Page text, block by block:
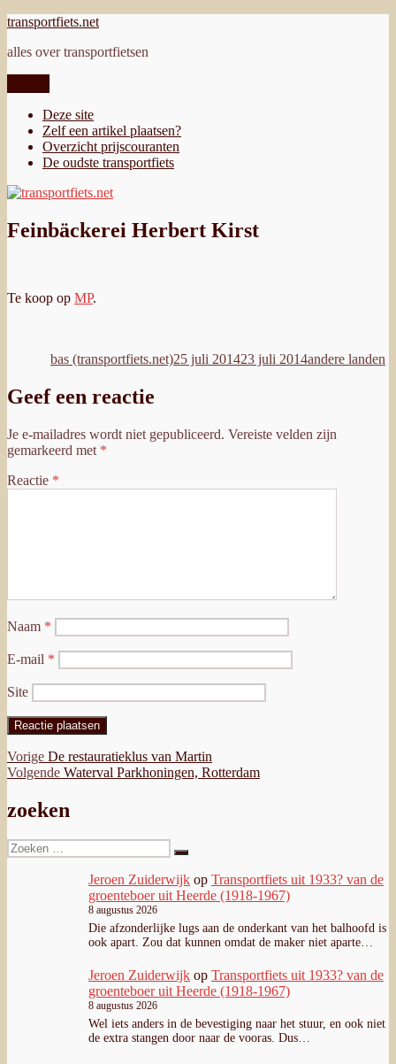
Ga
de
transportfiets.net
alles over transportfietsen
Deze site
Zelf een artikel plaatsen?
Overzicht prijscouranten
De oudste transportfiets
Feinbäckerei Herbert Kirst
Te koop op MP.
bas (transportfiets.net)25 juli 201423 juli 2014andere landen
Geef een reactie
Je e-mailadres wordt niet gepubliceerd. Vereiste velden zijn
gemarkeerd met *
Reactie *
Naam *
E-mail *
Site
Bericht
navigatie
Vorige Vorig
bericht:
De restauratieklus van Martin
Volgende Volgend
Waterval Parkhoningen, Rotterdam
zoeken
Zoeken
naar:
Zoeken
Jeroen Zuiderwijk op Transportfiets uit 1933? van de
groenteboer uit Heerde (1918-1967)
8 augustus 2026
Die afzonderlijke lugs aan de onderkant van het balhoofd is
ook apart. Zou dat kunnen omdat de maker niet aparte…
Jeroen Zuiderwijk op Transportfiets uit 1933? van de
groenteboer uit Heerde (1918-1967)
8 augustus 2026
Wel iets anders in de bevestiging naar het stuur, en ook niet
de extra stangen door naar de vooras. Dus…